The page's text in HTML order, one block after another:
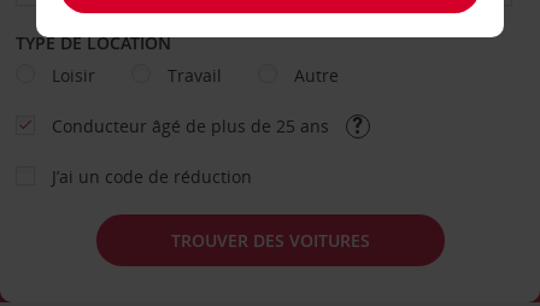
TYPE DE LOCATION
Loisir
Travail Autre
Conducteur âgé de plus de 25 ans
J’ai un code de réduction
TROUVER DES VOITURES